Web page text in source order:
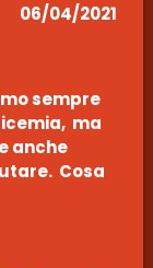
06/04/2021
sempre
ma
anche
Cosa